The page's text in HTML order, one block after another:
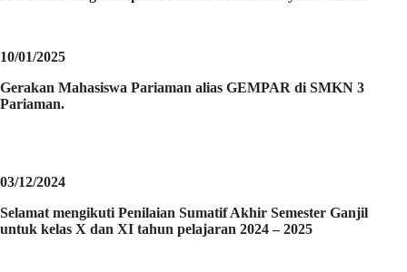
10/01/2025
Gerakan Mahasiswa Pariaman alias GEMPAR di SMKN 3
Pariaman.
03/12/2024
Selamat mengikuti Penilaian Sumatif Akhir Semester Ganjil
untuk kelas X dan XI tahun pelajaran 2024 – 2025